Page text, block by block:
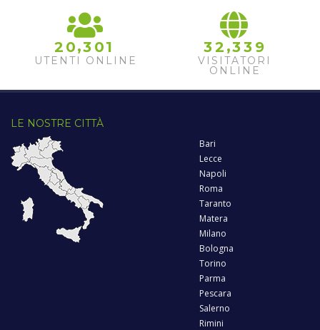
2 0,3 01
UTENTI ONLINE
32 ,33 9
VISITATORI
ONLINE
LE NOSTRE CITTÀ
Bari
Lecce
Napoli
Roma
Taranto
Matera
Milano
Bologna
Torino
Parma
Pescara
Salerno
Rimini